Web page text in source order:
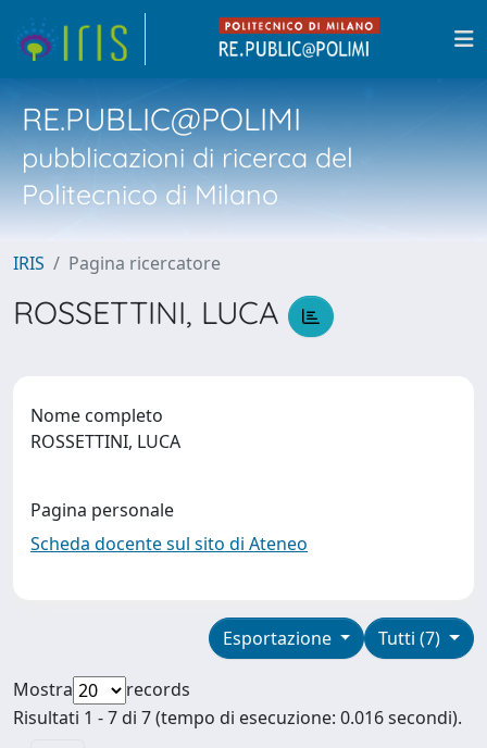
RE.PUBLIC@POLIMI
pubblicazioni di ricerca del
Politecnico di Milano
IRIS Pagina ricercatore
ROSSETTINI, LUCA
Nome completo
ROSSETTINI, LUCA
Pagina personale
Scheda docente sul sito di Ateneo
Tutti (7)
Esportazione
Mostra
records
Risultati 1 - 7 di 7 (tempo di esecuzione: 0.016 secondi).